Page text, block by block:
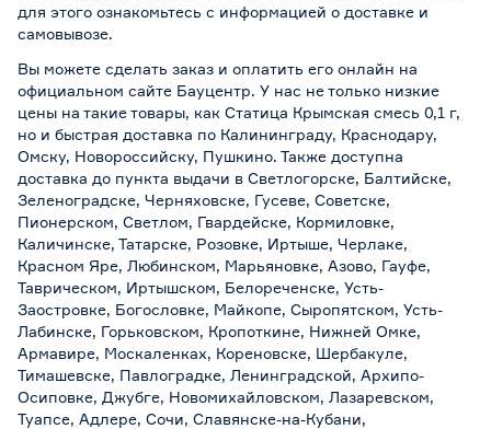
для этого ознакомьтесь с информацией о доставке и
самовывозе.
Вы можете сделать заказ и оплатить его онлайн на
официальном сайте Бауцентр. У нас не только низкие
цены на такие товары, как Статица Крымская смесь 0,1 г,
но и быстрая доставка по Калининграду, Краснодару,
Омску, Новороссийску, Пушкино. Также доступна
доставка до пункта выдачи в Светлогорске, Балтийске,
Зеленоградске, Черняховске, Гусеве, Советске,
Пионерском, Светлом, Гвардейске, Кормиловке,
Каличинске, Татарске, Розовке, Иртыше, Черлаке,
Красном Яре, Любинском, Марьяновке, Азово, Гауфе,
Таврическом, Иртышском, Белореченске, Усть-
Заостровке, Богословке, Майкопе, Сыропятском, Усть-
Лабинске, Горьковском, Кропоткине, Нижней Омке,
Армавире, Москаленках, Кореновске, Шербакуле,
Тимашевске, Павлоградке, Ленинградской, Архипо-
Осиповке, Джубге, Новомихайловском, Лазаревском,
Туапсе, Адлере, Сочи, Славянске-на-Кубани,